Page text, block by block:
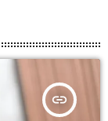
insert_link